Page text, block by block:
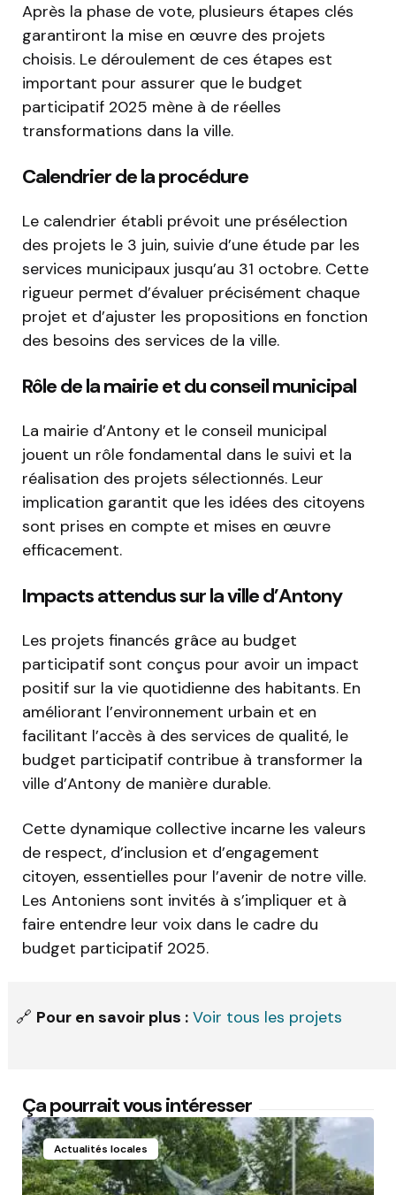
Après la phase de vote, plusieurs étapes clés
garantiront la mise en œuvre des projets
choisis. Le déroulement de ces étapes est
important pour assurer que le budget
participatif 2025 mène à de réelles
transformations dans la ville.
Calendrier de la procédure
Le calendrier établi prévoit une présélection
des projets le 3 juin, suivie d’une étude par les
services municipaux jusqu’au 31 octobre. Cette
rigueur permet d’évaluer précisément chaque
projet et d’ajuster les propositions en fonction
des besoins des services de la ville.
Rôle de la mairie et du conseil municipal
La mairie d’Antony et le conseil municipal
jouent un rôle fondamental dans le suivi et la
réalisation des projets sélectionnés. Leur
implication garantit que les idées des citoyens
sont prises en compte et mises en œuvre
efficacement.
Impacts attendus sur la ville d’Antony
Les projets financés grâce au budget
participatif sont conçus pour avoir un impact
positif sur la vie quotidienne des habitants. En
améliorant l’environnement urbain et en
facilitant l’accès à des services de qualité, le
budget participatif contribue à transformer la
ville d’Antony de manière durable.
Cette dynamique collective incarne les valeurs
de respect, d’inclusion et d’engagement
citoyen, essentielles pour l’avenir de notre ville.
Les Antoniens sont invités à s’impliquer et à
faire entendre leur voix dans le cadre du
budget participatif 2025.
🔗 Pour en savoir plus : Voir tous les projets
Ça pourrait vous intéresser
Actualités locales